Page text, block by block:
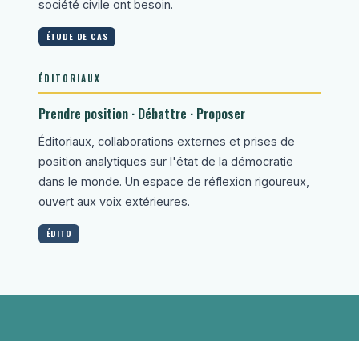
société civile ont besoin.
ÉTUDE DE CAS
ÉDITORIAUX
Prendre position · Débattre · Proposer
Éditoriaux, collaborations externes et prises de
position analytiques sur l'état de la démocratie
dans le monde. Un espace de réflexion rigoureux,
ouvert aux voix extérieures.
ÉDITO